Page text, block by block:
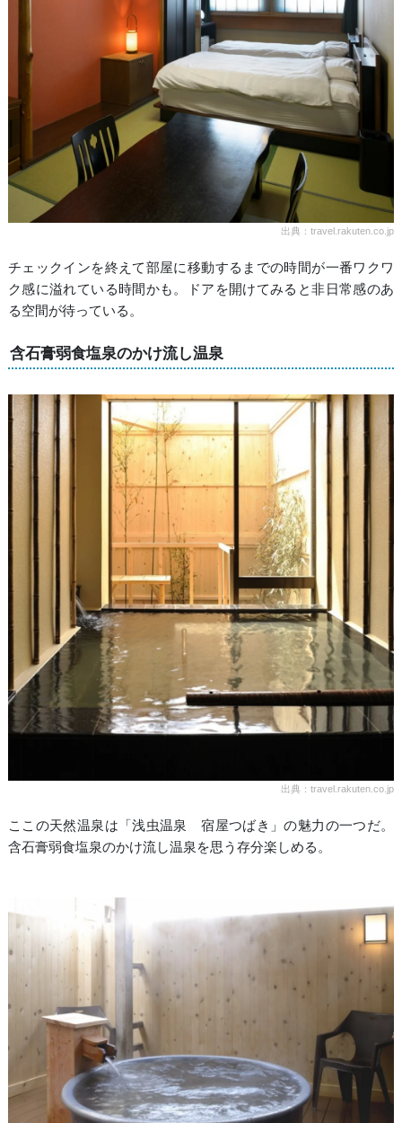
出典：travel.rakuten.co.jp
チェックインを終えて部屋に移動するまでの時間が一番ワクワ
ク感に溢れている時間かも。ドアを開けてみると非日常感のあ
る空間が待っている。
含石膏弱食塩泉のかけ流し温泉
出典：travel.rakuten.co.jp
ここの天然温泉は「浅虫温泉 宿屋つばき」の魅力の一つだ。
含石膏弱食塩泉のかけ流し温泉を思う存分楽しめる。